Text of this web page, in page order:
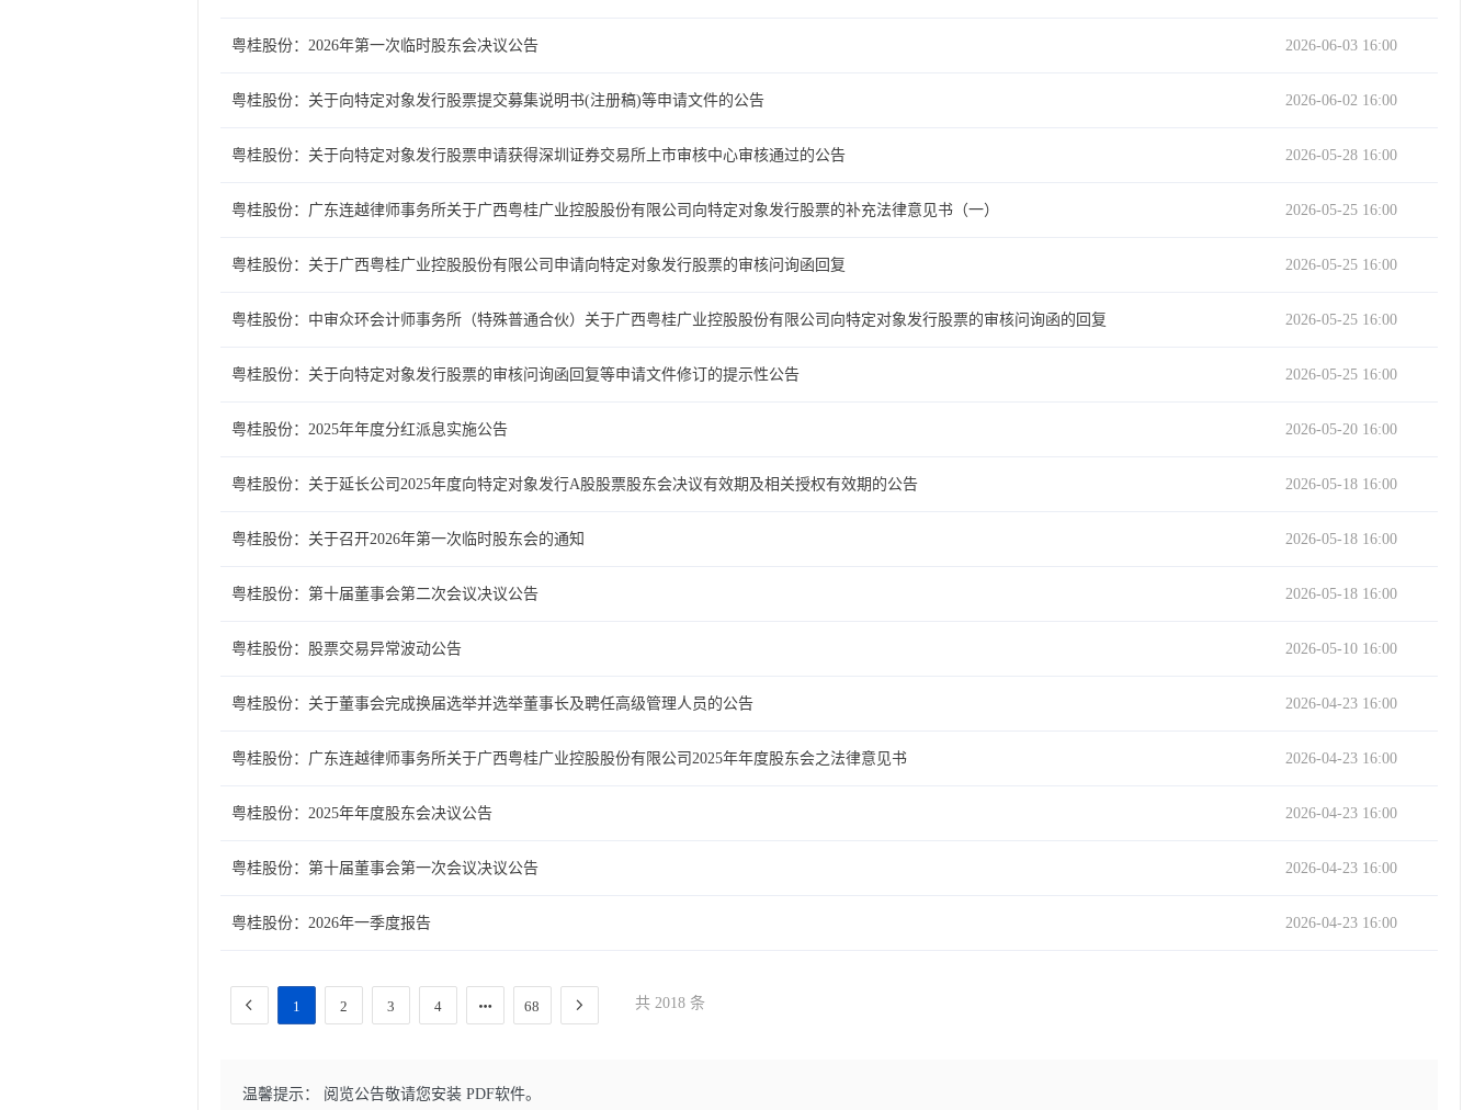
粤桂股份：2026年第一次临时股东会决议公告 2026-06-03 16:00
粤桂股份：关于向特定对象发行股票提交募集说明书(注册稿)等申请文件的公告 2026-06-02 16:00
粤桂股份：关于向特定对象发行股票申请获得深圳证券交易所上市审核中心审核通过的公告 2026-05-28 16:00
粤桂股份：广东连越律师事务所关于广西粤桂广业控股股份有限公司向特定对象发行股票的补充法律意见书（一） 2026-05-25 16:00
粤桂股份：关于广西粤桂广业控股股份有限公司申请向特定对象发行股票的审核问询函回复 2026-05-25 16:00
粤桂股份：中审众环会计师事务所（特殊普通合伙）关于广西粤桂广业控股股份有限公司向特定对象发行股票的审核问询函的回复 2026-05-25 16:00
粤桂股份：关于向特定对象发行股票的审核问询函回复等申请文件修订的提示性公告 2026-05-25 16:00
粤桂股份：2025年年度分红派息实施公告 2026-05-20 16:00
粤桂股份：关于延长公司2025年度向特定对象发行A股股票股东会决议有效期及相关授权有效期的公告 2026-05-18 16:00
粤桂股份：关于召开2026年第一次临时股东会的通知 2026-05-18 16:00
粤桂股份：第十届董事会第二次会议决议公告 2026-05-18 16:00
粤桂股份：股票交易异常波动公告 2026-05-10 16:00
粤桂股份：关于董事会完成换届选举并选举董事长及聘任高级管理人员的公告 2026-04-23 16:00
粤桂股份：广东连越律师事务所关于广西粤桂广业控股股份有限公司2025年年度股东会之法律意见书 2026-04-23 16:00
粤桂股份：2025年年度股东会决议公告 2026-04-23 16:00
粤桂股份：第十届董事会第一次会议决议公告 2026-04-23 16:00
粤桂股份：2026年一季度报告 2026-04-23 16:00
1 2 3 4 68 共 2018 条
温馨提示： 阅览公告敬请您安装 PDF软件。